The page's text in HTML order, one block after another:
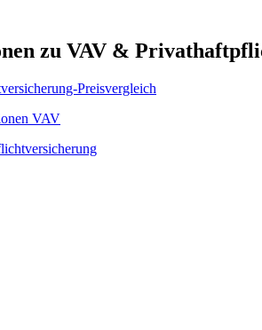
zu VAV &
Preisvergleich
VAV